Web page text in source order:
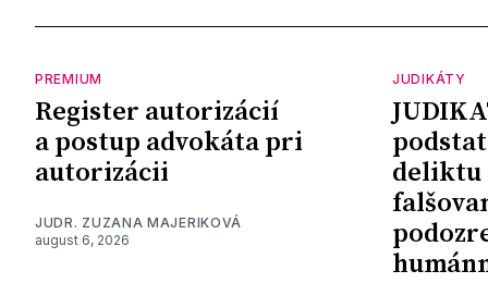
PREMIUM
Register autorizácií
a postup advokáta pri
autorizácii
JUDR. ZUZANA MAJERIKOVÁ
august 6, 2026
JUDIKÁTY
deliktu